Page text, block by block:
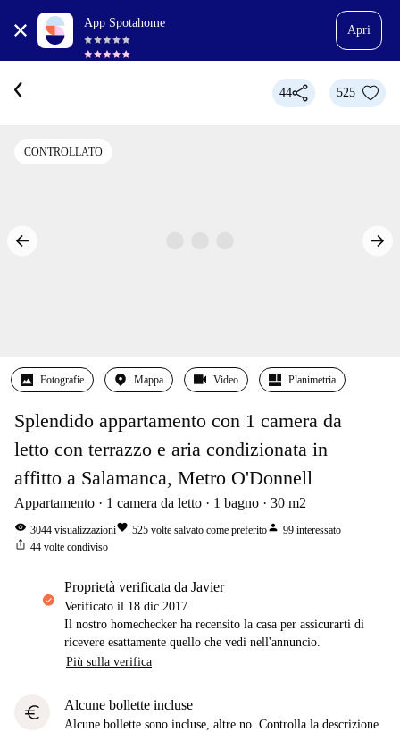
App Spotahome
Apri
44 525
CONTROLLATO
Fotografie Mappa Video Planimetria
Splendido appartamento con 1 camera da
letto con terrazzo e aria condizionata in
affitto a Salamanca, Metro O'Donnell
Appartamento 1 camera da letto 1 bagno 30 m2
visibility 3044 visualizzazionifavorite 525 volte salvato come preferitoperson 99 interessato
ios_share 44 volte condiviso
proprietà verificata da Javier
Verificato il 18 dic 2017
Il nostro homechecker ha recensito la casa per assicurarti di
ricevere esattamente quello che vedi nell'annuncio.
Più sulla verifica
euro Alcune bollette incluse
Alcune bollette sono incluse, altre no. Controlla la descrizione